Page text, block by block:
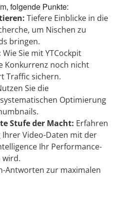
folgende Punkte:
Tiefere Einblicke in die
um Nischen zu
bringen.
Wie Sie mit YTCockpit
Konkurrenz noch nicht
Traffic sichern.
Sie die
Optimierung
Stufe der Macht: Erfahren
Ihrer Video-Daten mit der
Ihr Performance-
wird.
Antworten zur maximalen